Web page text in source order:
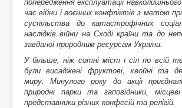
час війни і воєнних конфліктів з метою
суспільства до катастрофічних
наслідків війни на Сході країни та до
завданої природним ресурсам України.
У більше, ніж сотні міст і сіл по всій
були висаджені фруктові, хвойні та
миру. Минулого року до акції
природні парки та заповідники,
представники різних конфесій та релігій.